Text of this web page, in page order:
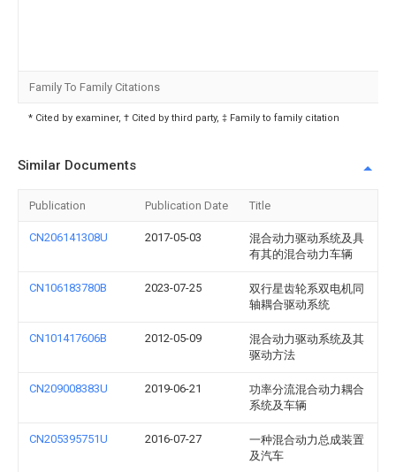
Family To Family Citations
* Cited by examiner, † Cited by third party, ‡ Family to family citation
Similar Documents
Publication Publication Date Title
CN206141308U 2017-05-03
混合动力驱动系统及具
有其的混合动力车辆
CN106183780B 2023-07-25
双行星齿轮系双电机同
轴耦合驱动系统
CN101417606B 2012-05-09
混合动力驱动系统及其
驱动方法
CN209008383U 2019-06-21
功率分流混合动力耦合
系统及车辆
CN205395751U 2016-07-27
一种混合动力总成装置
及汽车